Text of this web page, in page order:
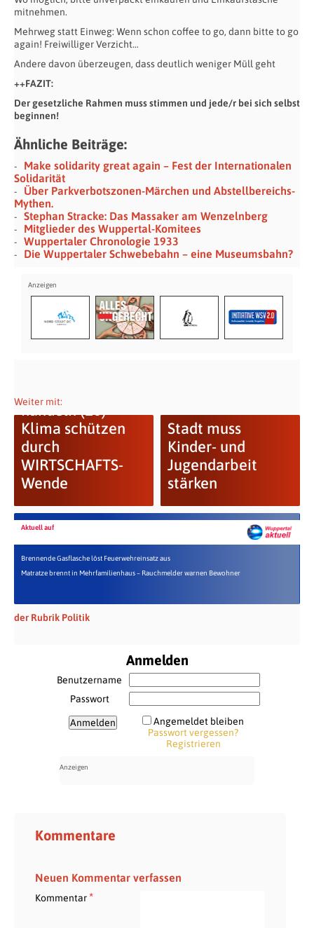
mitnehmen.
Mehrweg statt Einweg: Wenn schon coffee to go, dann bitte to go
again! Freiwilliger Verzicht…
Andere davon überzeugen, dass deutlich weniger Müll geht
++FAZIT:
Der gesetzliche Rahmen muss stimmen und jede/r bei sich selbst
beginnen!
Ähnliche Beiträge:
Make solidarity great again – Fest der Internationalen
Solidarität
Über Parkverbotszonen-Märchen und Abstellbereichs-
Mythen.
Stephan Stracke: Das Massaker am Wenzelnberg
Mitglieder des Wuppertal-Komitees
Wuppertaler Chronologie 1933
Die Wuppertaler Schwebebahn – eine Museumsbahn?
Weiter mit:
handeln (10)
Klima schützen
durch
WIRTSCHAFTS-
Wende
Stadt muss
Kinder- und
Jugendarbeit
stärken
Aktuell auf
Brennende Gasflasche löst Feuerwehreinsatz aus
Matratze brennt in Mehrfamilienhaus – Rauchmelder warnen Bewohner
der Rubrik Politik
Anmelden
Benutzername
Passwort
Angemeldet bleiben
Passwort vergessen?
Registrieren
Kommentare
Neuen Kommentar verfassen
Kommentar*